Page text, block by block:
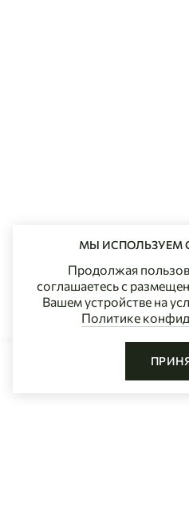
МЫ ИСПОЛЬЗУЕМ
Продолжая
соглашаетесь с
Вашем устройстве на
Политике